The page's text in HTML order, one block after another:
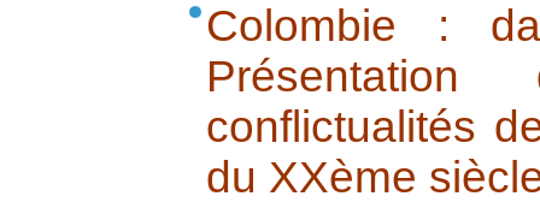
Colombie :
conflictualités
du XXème